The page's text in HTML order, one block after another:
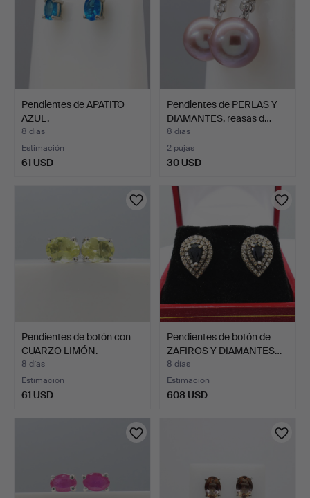
Pendientes de APATITO
AZUL.
8 días
Estimación
61 USD
Pendientes de PERLAS Y
DIAMANTES, reasas d…
8 días
2 pujas
30 USD
Pendientes de botón con
CUARZO LIMÓN.
8 días
Estimación
61 USD
Pendientes de botón de
ZAFIROS Y DIAMANTES…
8 días
Estimación
608 USD